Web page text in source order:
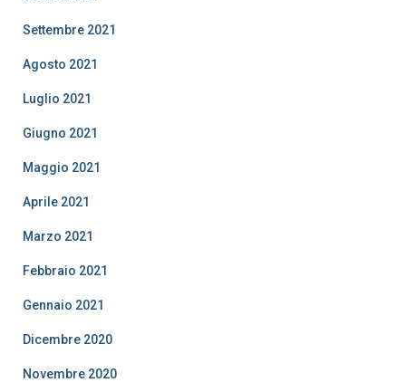
Settembre 2021
Agosto 2021
Luglio 2021
Giugno 2021
Maggio 2021
Aprile 2021
Marzo 2021
Febbraio 2021
Gennaio 2021
Dicembre 2020
Novembre 2020